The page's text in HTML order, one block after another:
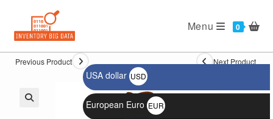
0
Menu
Previous Product Next Product
USD
$
EUR